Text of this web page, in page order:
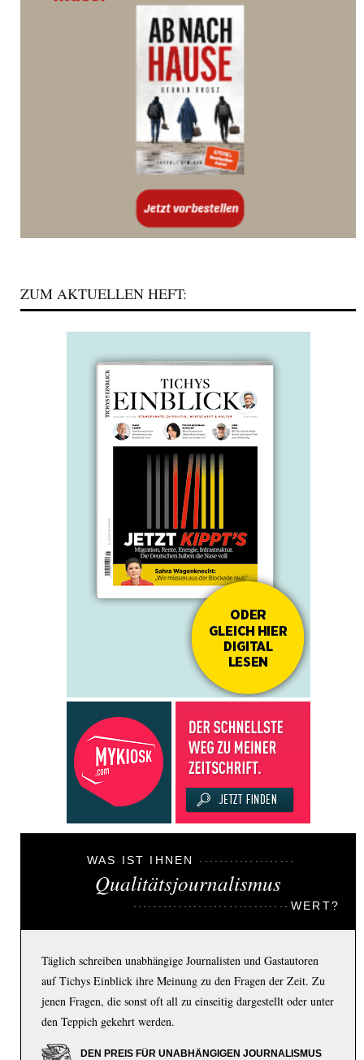
ZUM AKTUELLEN HEFT:
WAS IST IHNEN
Qualitätsjournalismus
WERT?
Täglich schreiben unabhängige Journalisten und Gastautoren
auf Tichys Einblick ihre Meinung zu den Fragen der Zeit. Zu
jenen Fragen, die sonst oft all zu einseitig dargestellt oder unter
den Teppich gekehrt werden.
DEN PREIS FÜR UNABHÄNGIGEN JOURNALISMUS